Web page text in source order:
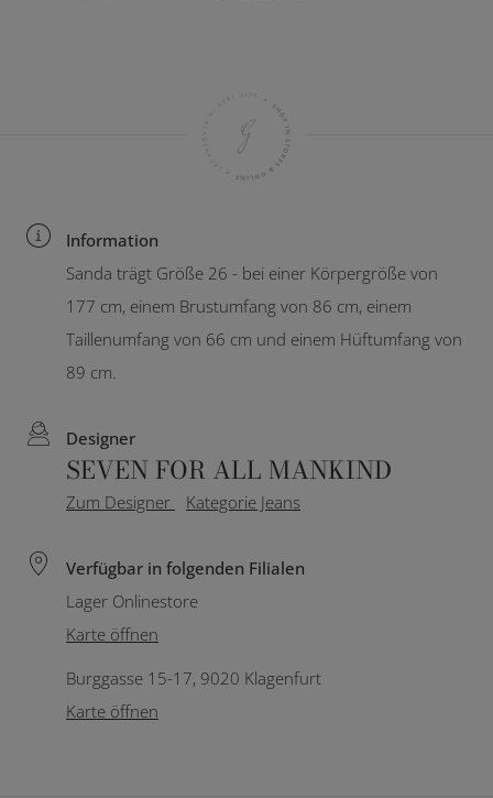
Information
Sanda trägt Größe 26 - bei einer Körpergröße von
177 cm, einem Brustumfang von 86 cm, einem
Taillenumfang von 66 cm und einem Hüftumfang von
89 cm.
Designer
SEVEN FOR ALL MANKIND
Zum Designer Kategorie Jeans
Verfügbar in folgenden Filialen
Lager Onlinestore
Karte öffnen
Burggasse 15-17, 9020 Klagenfurt
Karte öffnen